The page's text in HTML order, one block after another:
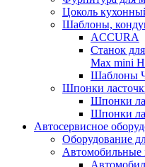
Цоколь
Шаблоны,
ACCURA
Станок
Max mini
Шаблоны
Шпонки
Шпонки
Шпонки
Автосервисное
Оборудование
Автомобильные